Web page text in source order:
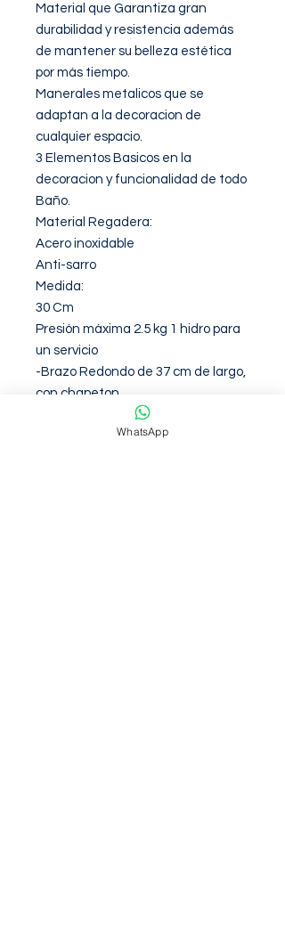
Material que Garantiza gran
durabilidad y resistencia además
de mantener su belleza estética
por más tiempo.
Manerales metalicos que se
adaptan a la decoracion de
cualquier espacio.
3 Elementos Basicos en la
decoracion y funcionalidad de todo
Baño.
Material Regadera:
Acero inoxidable
Anti-sarro
Medida:
30 Cm
Presión máxima 2.5 kg 1 hidro para
un servicio
-Brazo Redondo de 37 cm de largo,
con chapeton
-2 Manerales metalicos/Acrilicos
Incluyen Chapetón
WhatsApp